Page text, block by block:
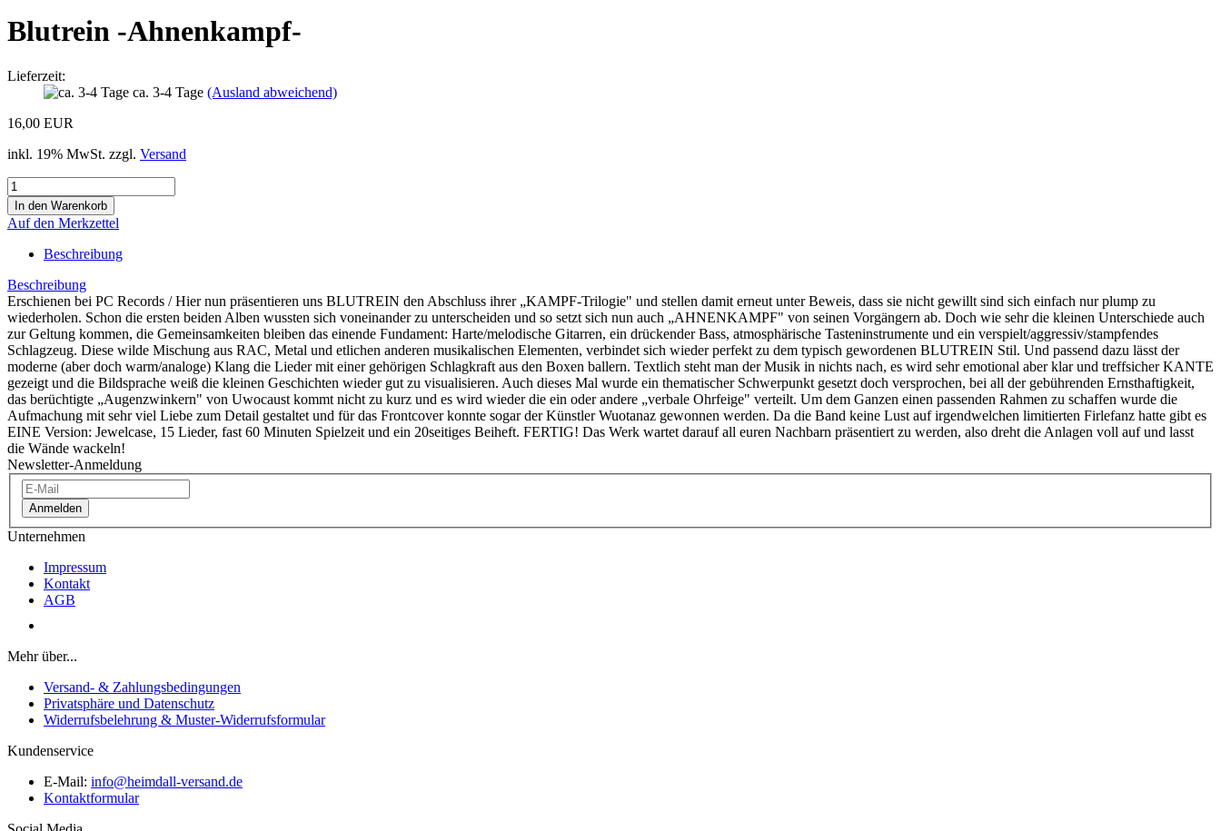
Blutrein -Ahnenkampf-
Lieferzeit:
ca. 3-4 Tage (Ausland abweichend)
16,00 EUR
inkl. 19% MwSt. zzgl. Versand
Auf den Merkzettel
Beschreibung
Beschreibung
Erschienen bei PC Records / Hier nun präsentieren uns BLUTREIN den Abschluss ihrer „KAMPF-Trilogie" und stellen damit erneut unter Beweis, dass sie nicht gewillt sind sich einfach nur plump zu
wiederholen. Schon die ersten beiden Alben wussten sich voneinander zu unterscheiden und so setzt sich nun auch „AHNENKAMPF" von seinen Vorgängern ab. Doch wie sehr die kleinen Unterschiede auch
zur Geltung kommen, die Gemeinsamkeiten bleiben das einende Fundament: Harte/melodische Gitarren, ein drückender Bass, atmosphärische Tasteninstrumente und ein verspielt/aggressiv/stampfendes
Schlagzeug. Diese wilde Mischung aus RAC, Metal und etlichen anderen musikalischen Elementen, verbindet sich wieder perfekt zu dem typisch gewordenen BLUTREIN Stil. Und passend dazu lässt der
moderne (aber doch warm/analoge) Klang die Lieder mit einer gehörigen Schlagkraft aus den Boxen ballern. Textlich steht man der Musik in nichts nach, es wird sehr emotional aber klar und treffsicher KANTE
gezeigt und die Bildsprache weiß die kleinen Geschichten wieder gut zu visualisieren. Auch dieses Mal wurde ein thematischer Schwerpunkt gesetzt doch versprochen, bei all der gebührenden Ernsthaftigkeit,
das berüchtigte „Augenzwinkern" von Uwocaust kommt nicht zu kurz und es wird wieder die ein oder andere „verbale Ohrfeige" verteilt. Um dem Ganzen einen passenden Rahmen zu schaffen wurde die
Aufmachung mit sehr viel Liebe zum Detail gestaltet und für das Frontcover konnte sogar der Künstler Wuotanaz gewonnen werden. Da die Band keine Lust auf irgendwelchen limitierten Firlefanz hatte gibt es
EINE Version: Jewelcase, 15 Lieder, fast 60 Minuten Spielzeit und ein 20seitiges Beiheft. FERTIG! Das Werk wartet darauf all euren Nachbarn präsentiert zu werden, also dreht die Anlagen voll auf und lasst
die Wände wackeln!
Newsletter-Anmeldung
Anmelden
Unternehmen
Impressum
Kontakt
AGB
Mehr über...
Versand- & Zahlungsbedingungen
Privatsphäre und Datenschutz
Widerrufsbelehrung & Muster-Widerrufsformular
Kundenservice
E-Mail: info@heimdall-versand.de
Kontaktformular